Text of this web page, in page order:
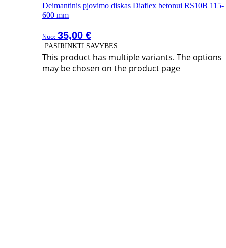
Deimantinis pjovimo diskas Diaflex betonui RS10B 115-
600 mm
Nuo: 35,00 €
PASIRINKTI SAVYBES
This product has multiple variants. The options
may be chosen on the product page